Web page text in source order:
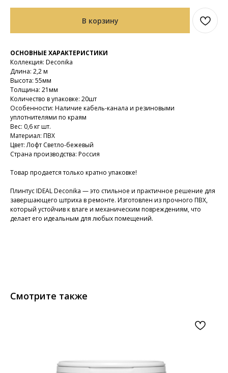
В корзину
ОСНОВНЫЕ ХАРАКТЕРИСТИКИ
Коллекция: Deconika
Длина: 2,2 м
Высота: 55мм
Толщина: 21мм
Количество в упаковке: 20шт
Особенности: Наличие кабель-канала и резиновыми
уплотнителями по краям
Вес: 0,6 кг шт.
Материал: ПВХ
Цвет: Лофт Светло-бежевый
Страна производства: Россия
Товар продается только кратно упаковке!
Плинтус IDEAL Deconika — это стильное и практичное решение для
завершающего штриха в ремонте. Изготовлен из прочного ПВХ,
который устойчив к влаге и механическим повреждениям, что
делает его идеальным для любых помещений.
Смотрите также